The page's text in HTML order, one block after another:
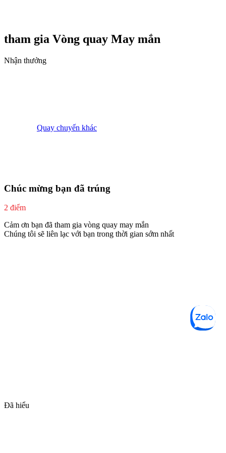
tham gia Vòng quay May mắn
Nhận thưởng
Quay chuyến khác
Chúc mừng bạn đã trúng
2 điểm
Cảm ơn bạn đã tham gia vòng quay may mắn
Chúng tôi sẽ liên lạc với bạn trong thời gian sớm nhất
Đã hiểu